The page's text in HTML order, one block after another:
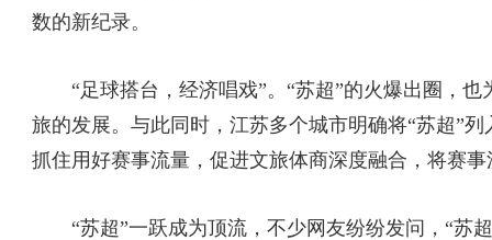
数的新纪录。
“足球搭台，经济唱戏”。“苏超”的火爆出圈，也
旅的发展。与此同时，江苏多个城市明确将“苏超”
抓住用好赛事流量，促进文旅体商深度融合，将赛
“苏超”一跃成为顶流，不少网友纷纷发问，“苏